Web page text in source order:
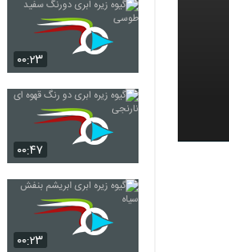
۰۰:۲۳
۰۰:۴۷
۰۰:۲۳